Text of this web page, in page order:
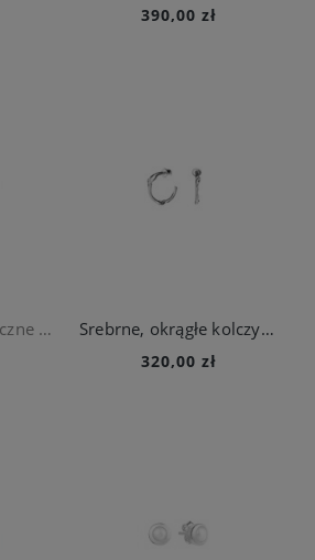
390,00 zł
Drobne, asymetryczne kolczyki z ozdobnymi kwiatami z kolekcji Kembali Srebrne, okrągłe kolczyki na sztyft z kolekcji New Stone
320,00 zł